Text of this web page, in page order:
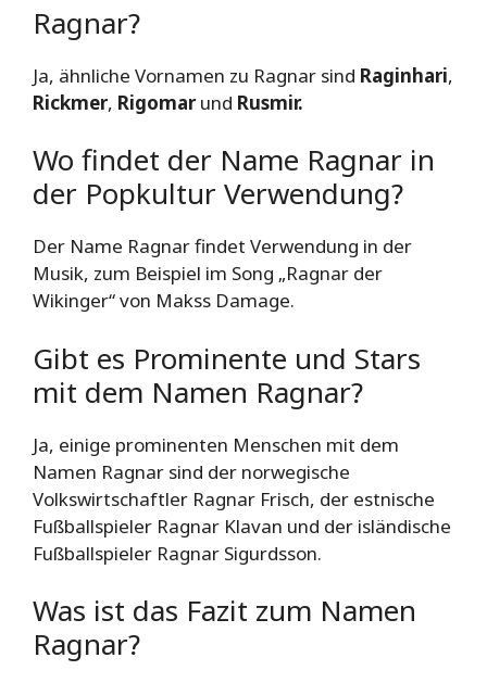
Ragnar?
Ja, ähnliche Vornamen zu Ragnar sind Raginhari,
Rickmer, Rigomarund Rusmir.
Wo findet der Name Ragnar in
der Popkultur Verwendung?
Der Name Ragnar findet Verwendung in der
Musik, zum Beispiel im Song „Ragnar der
Wikinger“ von Makss Damage.
Gibt es Prominente und Stars
mit dem Namen Ragnar?
Ja, einige prominenten Menschen mit dem
Namen Ragnar sind der norwegische
Volkswirtschaftler Ragnar Frisch, der estnische
Fußballspieler Ragnar Klavan und der isländische
Fußballspieler Ragnar Sigurdsson.
Was ist das Fazit zum Namen
Ragnar?